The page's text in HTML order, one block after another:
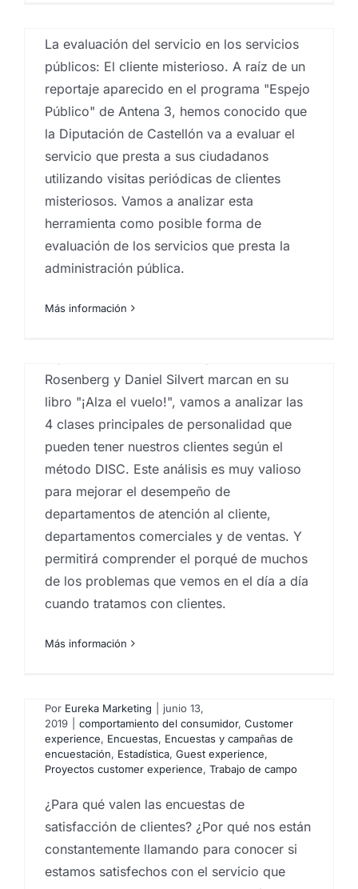
La evaluación del servicio en los servicios
públicos: El cliente misterioso. A raíz de un
reportaje aparecido en el programa "Espejo
Público" de Antena 3, hemos conocido que
la Diputación de Castellón va a evaluar el
servicio que presta a sus ciudadanos
utilizando visitas periódicas de clientes
misteriosos. Vamos a analizar esta
herramienta como posible forma de
evaluación de los servicios que presta la
administración pública.
Más información
El método DISC de
comportamiento del
consumidor
PorEureka Marketing | mayo 21, 2021 | centro
investigaciones sociológicas
consumidor,Estudios cualitativos
sociologicas,Marketeros
Rosenberg y Daniel Silvert marcan en su
libro "¡Alza el vuelo!", vamos a analizar las
4 clases principales de personalidad que
pueden tener nuestros clientes según el
método DISC. Este análisis es muy valioso
para mejorar el desempeño de
departamentos de atención al cliente,
departamentos comerciales y de ventas. Y
permitirá comprender el porqué de muchos
de los problemas que vemos en el día a día
cuando tratamos con clientes.
Más información
Por Eureka Marketing
junio 13,
2019
comportamiento del consumidor, Customer
experience, Encuestas, Encuestas y campañas de
encuestación, Estadística, Guest experience,
Proyectos customer experience, Trabajo de campo
¿Para qué valen las encuestas de
satisfacción de clientes? ¿Por qué nos están
constantemente llamando para conocer si
estamos satisfechos con el servicio que